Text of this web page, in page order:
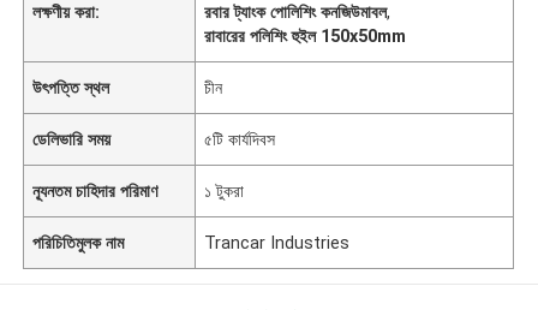
লক্ষণীয় করা:
রবার ট্যাংক পোলিশিং কনজিউমাবল,
রাবারের পলিশিং হুইল 150x50mm
উৎপত্তি স্থল চীন
ডেলিভারি সময় ৫টি কার্যদিবস
ন্যূনতম চাহিদার পরিমাণ ১ টুকরা
পরিচিতিমুলক নাম Trancar Industries